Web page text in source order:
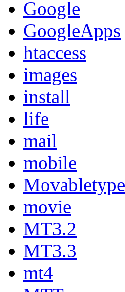
Google
GoogleApps
htaccess
images
install
life
mail
mobile
Movabletype
movie
MT3.2
MT3.3
mt4